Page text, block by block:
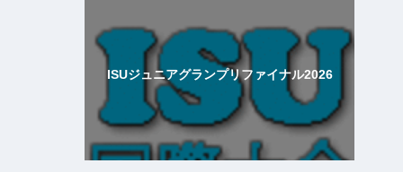
ISUジュニアグランプリファイナル2026